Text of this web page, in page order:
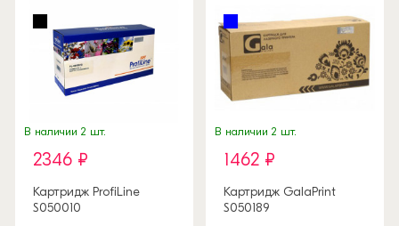
В наличии 2 шт.
2346 ₽
Картридж ProfiLine
S050010
В наличии 2 шт.
1462 ₽
Картридж GalaPrint
S050189